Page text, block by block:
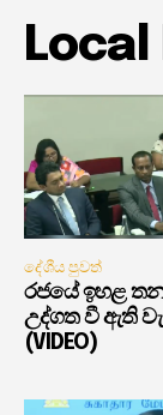
Local
දේශීය පුවත්
රජයේ ඉහළ
උද්ගත වී ඇති
(VIDEO)